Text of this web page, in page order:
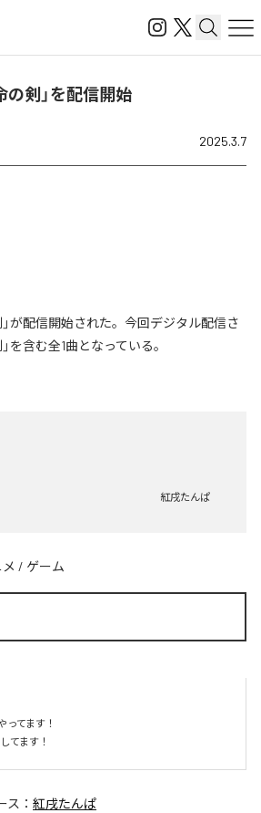
の剣」を配信開始
2025.3.7
が配信開始された。今回デジタル配信さ
を含む全1曲となっている。
紅戌たんぱ
/ ゲーム
ってます！
てます！
ス： 紅戌たんぱ